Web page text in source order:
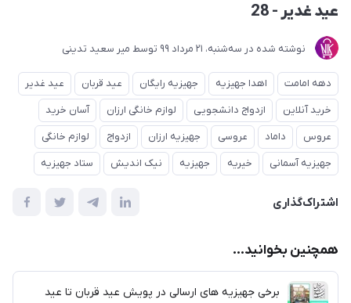
عید غدیر - 28
نوشته شده در ﺳﻪشنبه، 21 مرداد 99 توسط میر سعید تدینی
دهه امامت اهدا جهیزیه جهیزیه رایگان عید قربان
عید غدیر
خرید آنلاین
ازدواج دانشجویی لوازم خانگی ارزان
آسان خرید
عروس
داماد عروسی جهیزیه ارزان ازدواج
لوازم خانگی
جهیزیه آسمانی
خیریه جهیزیه نیک اندیش ستاد جهیزیه
اشتراک‌گذاری
همچنین بخوانید...
برخی جهیزیه های ارسالی در پویش عید قربان تا عید